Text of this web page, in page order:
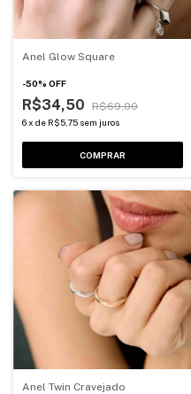
Anel Glow Square
-50% OFF
R$34,50 R$69,00
6x de R$5,75 sem juros
COMPRAR
Anel Twin Cravejado